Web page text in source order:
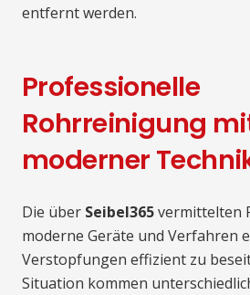
entfernt werden.
Professionelle
Rohrreinigung
moderner
Die über Seibel365vermittelten
moderne Geräte und Verfahren
Verstopfungen effizient zu
Situation kommen